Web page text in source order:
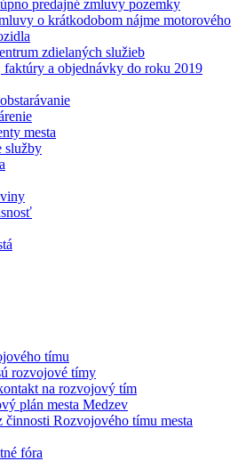
predajné zmluvy pozemky
o krátkodobom nájme motorového
zdielaných služieb
faktúry a objednávky do roku 2019
mesta
služby
tímu
rozvojové tímy
na rozvojový tím
plán mesta Medzev
činnosti Rozvojového tímu mesta
fóra